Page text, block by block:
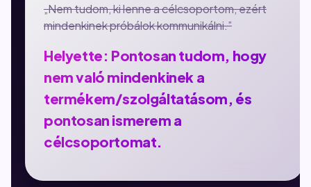
„Nem tudom, ki lenne a célcsoportom, ezért
mindenkinek próbálok kommunikálni.”
Helyette: Pontosan tudom, hogy
nem való mindenkinek a
termékem/szolgáltatásom, és
pontosan ismerem a
célcsoportomat.